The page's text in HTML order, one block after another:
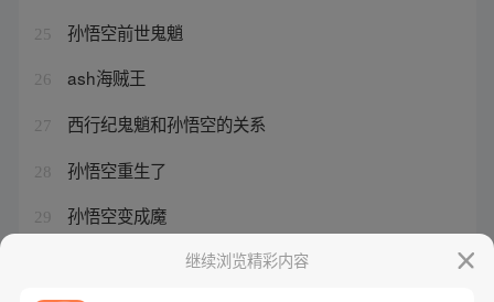
25 孙悟空前世鬼魈
26 ash海贼王
27 西行纪鬼魈和孙悟空的关系
28 孙悟空重生了
29 孙悟空变成魔
西行纪75集全集免费观看
继续浏览精彩内容